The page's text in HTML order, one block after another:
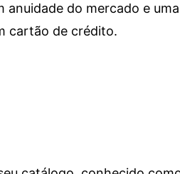
anuidade do mercado e uma
cartão de crédito.